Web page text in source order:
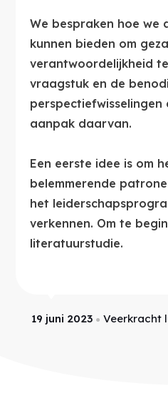
We bespraken hoe we
kunnen bieden om
verantwoordelijkheid
vraagstuk en de
aanpak daarvan.
Een eerste idee is om
belemmerende
het
verkennen. Om te
literatuurstudie.
19 juni 2023 ● Veerkracht